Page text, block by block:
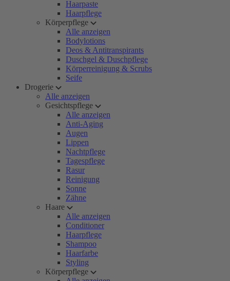
Haarpaste
Haarpflege
Körperpflege
Alle anzeigen
Bodylotions
Deos & Antitranspirants
Duschgel & Duschpflege
Körperreinigung & Scrubs
Seife
Drogerie
Alle anzeigen
Gesichtspflege
Alle anzeigen
Anti-Aging
Augen
Lippen
Nachtpflege
Tagespflege
Rasur
Reinigung
Sonne
Zähne
Haare
Alle anzeigen
Conditioner
Haarpflege
Shampoo
Haarfarbe
Styling
Körperpflege